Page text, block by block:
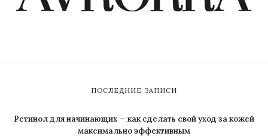
ПОСЛЕДНИЕ ЗАПИСИ
Ретинол для начинающих — как сделать свой уход за кожей
максимально эффективным